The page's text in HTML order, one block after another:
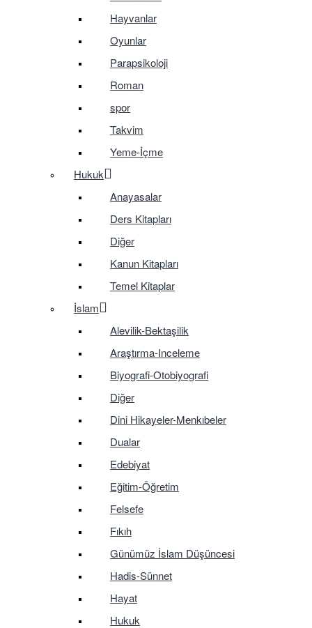
Hayvanlar
Oyunlar
Parapsikoloji
Roman
spor
Takvim
Yeme-İçme
Hukuk
Anayasalar
Ders Kitapları
Diğer
Kanun Kitapları
Temel Kitaplar
İslam
Alevilik-Bektaşilik
Araştırma-Inceleme
Biyografi-Otobiyografi
Diğer
Dini Hikayeler-Menkıbeler
Dualar
Edebiyat
Eğitim-Öğretim
Felsefe
Fıkıh
Günümüz İslam Düşüncesi
Hadis-Sünnet
Hayat
Hukuk